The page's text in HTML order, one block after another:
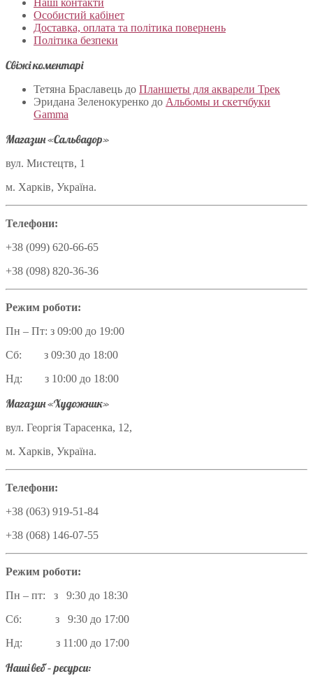
Наші контакти
Особистий кабінет
Доставка, оплата та політика повернень
Політика безпеки
Свіжі коментарі
Тетяна Браславець до Планшеты для акварели Трек
Эридана Зеленокуренко до Альбомы и скетчбуки
Gamma
Магазин «Сальвадор»
вул. Мистецтв, 1
м. Харків, Україна.
Телефони:
+38 (099) 620-66-65
+38 (098) 820-36-36
Режим роботи:
Пн – Пт: з 09:00 до 19:00
Сб: з 09:30 до 18:00
Нд: з 10:00 до 18:00
Магазин «Художник»
вул. Георгія Тарасенка, 12,
м. Харків, Україна.
Телефони:
+38 (063) 919-51-84
+38 (068) 146-07-55
Режим роботи:
Пн – пт: з 9:30 до 18:30
Сб: з 9:30 до 17:00
Нд: з 11:00 до 17:00
Наші веб – ресурси: